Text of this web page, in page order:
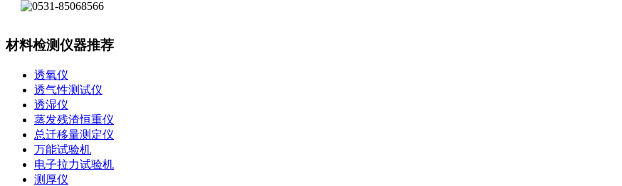
材料检测仪器推荐
透氧仪
透气性测试仪
透湿仪
蒸发残渣恒重仪
总迁移量测定仪
万能试验机
电子拉力试验机
测厚仪